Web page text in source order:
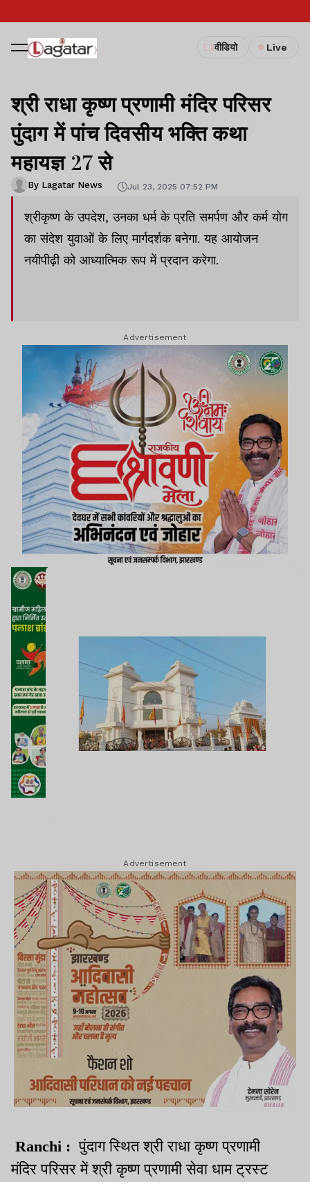
वीडियो Live
श्री राधा कृष्ण प्रणामी मंदिर परिसर
पुंदाग में पांच दिवसीय भक्ति कथा
महायज्ञ 27 से
By Lagatar News Jul 23, 2025 07:52 PM
श्रीकृष्ण के उपदेश, उनका धर्म के प्रति समर्पण और कर्म योग
का संदेश युवाओं के लिए मार्गदर्शक बनेगा. यह आयोजन
नयीपीढ़ी को आध्यात्मिक रूप में प्रदान करेगा.
Advertisement
Advertisement
Ranchi :पुंदाग स्थित श्री राधा कृष्ण प्रणामी
मंदिर परिसर में श्री कृष्ण प्रणामी सेवा धाम ट्रस्ट